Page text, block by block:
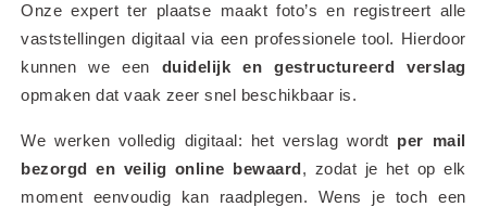
Onze expert ter plaatse maakt foto’s en registreert alle
vaststellingen digitaal via een professionele tool. Hierdoor
kunnen we een duidelijk en gestructureerd verslag
opmaken dat vaak zeer snel beschikbaar is.
We werken volledig digitaal: het verslag wordt per mail
bezorgd en veilig online bewaard , zodat je het op elk
moment eenvoudig kan raadplegen. Wens je toch een